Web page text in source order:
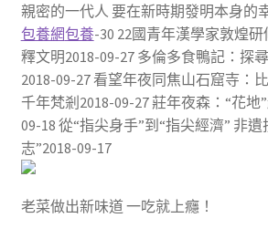
親密的一代人 要在新時期發明本身的
包養網包養-30 22國青年漢學家敦煌
釋文明2018-09-27 多倫多食鴨記：探
2018-09-27 看望年夜同焦山石窟寺：
千年梵剎2018-09-27 莊年夜森：“花地
09-18 從“指尖身手”到“指尖經濟” 非遺
志”2018-09-17
老菜做出新味道 一吃就上癮！